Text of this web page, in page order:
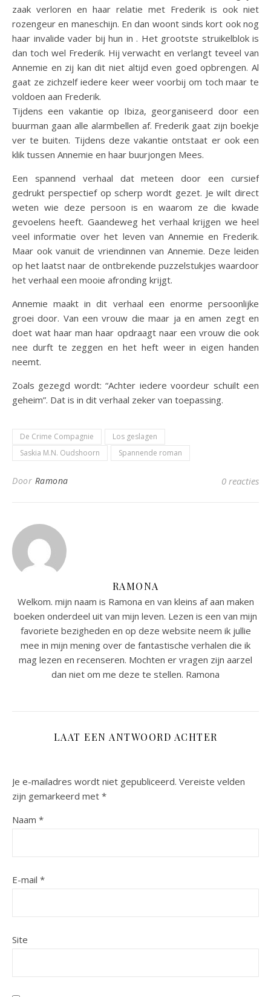
zaak verloren en haar relatie met Frederik is ook niet
rozengeur en maneschijn. En dan woont sinds kort ook nog
haar invalide vader bij hun in . Het grootste struikelblok is
dan toch wel Frederik. Hij verwacht en verlangt teveel van
Annemie en zij kan dit niet altijd even goed opbrengen. Al
gaat ze zichzelf iedere keer weer voorbij om toch maar te
voldoen aan Frederik.
Tijdens een vakantie op Ibiza, georganiseerd door een
buurman gaan alle alarmbellen af. Frederik gaat zijn boekje
ver te buiten. Tijdens deze vakantie ontstaat er ook een
klik tussen Annemie en haar buurjongen Mees.
Een spannend verhaal dat meteen door een cursief
gedrukt perspectief op scherp wordt gezet. Je wilt direct
weten wie deze persoon is en waarom ze die kwade
gevoelens heeft. Gaandeweg het verhaal krijgen we heel
veel informatie over het leven van Annemie en Frederik.
Maar ook vanuit de vriendinnen van Annemie. Deze leiden
op het laatst naar de ontbrekende puzzelstukjes waardoor
het verhaal een mooie afronding krijgt.
Annemie maakt in dit verhaal een enorme persoonlijke
groei door. Van een vrouw die maar ja en amen zegt en
doet wat haar man haar opdraagt naar een vrouw die ook
nee durft te zeggen en het heft weer in eigen handen
neemt.
Zoals gezegd wordt: “Achter iedere voordeur schuilt een
geheim”. Dat is in dit verhaal zeker van toepassing.
De Crime Compagnie
Los geslagen
Saskia M.N. Oudshoorn
Spannende roman
Door Ramona 0 reacties
RAMONA
Welkom. mijn naam is Ramona en van kleins af aan maken
boeken onderdeel uit van mijn leven. Lezen is een van mijn
favoriete bezigheden en op deze website neem ik jullie
mee in mijn mening over de fantastische verhalen die ik
mag lezen en recenseren. Mochten er vragen zijn aarzel
dan niet om me deze te stellen. Ramona
LAAT EEN ANTWOORD ACHTER
Je e-mailadres wordt niet gepubliceerd. Vereiste velden
zijn gemarkeerd met *
Naam *
E-mail *
Site